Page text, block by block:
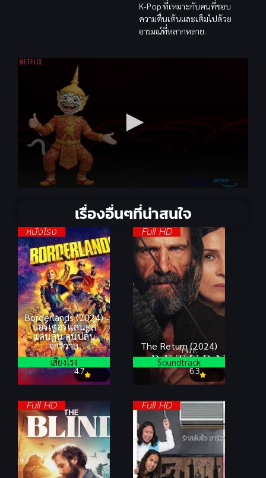
K-Pop ที่เหมาะกับคนที่ชอบ
ความตื่นเต้นและเต็มไปด้วย
อารมณ์ที่หลากหลาย.
เรื่องอื่นๆที่น่าสนใจ
หนังโรง
Borderlands (2024)
บอร์เดอร์แลนดส์
แดนล้น คนปล้น
จักรวาล
4.7
เสียงโรง
Full HD
The Return (2024)
6.3
Soundtrack
Full HD Full HD